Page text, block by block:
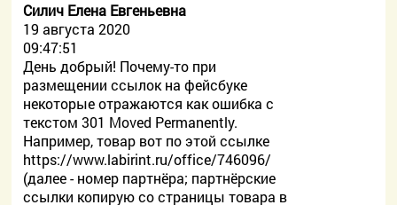
Силич Елена Евгеньевна
19 августа 2020
09:47:51
День добрый! Почему-то при
размещении ссылок на фейсбуке
некоторые отражаются как ошибка с
текстом 301 Moved Permanently.
Например, товар вот по этой ссылке
https://www.labirint.ru/office/746096/
(далее - номер партнёра; партнёрские
ссылки копирую со страницы товара в